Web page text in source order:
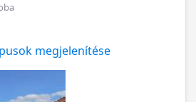
megjelenítése